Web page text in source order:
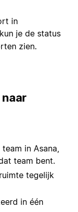
in
je de status
zien.
in Asana,
team bent.
tegelijk
in één